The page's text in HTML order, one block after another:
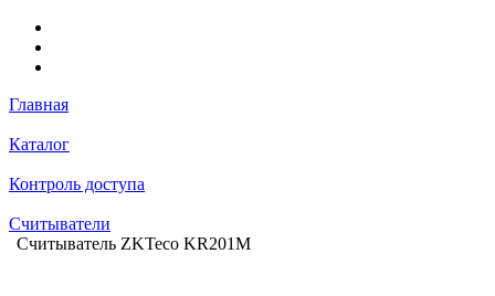
Главная
Каталог
Контроль доступа
Считыватели
Считыватель ZKTeco KR201M